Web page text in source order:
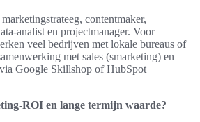
contentmaker,
en projectmanager. Voor
veel bedrijven met lokale bureaus of
met sales (smarketing) en
Google Skillshop of HubSpot
ROI en lange termijn waarde?